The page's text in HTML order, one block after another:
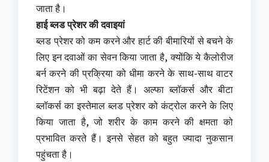
जाता है।
हाई ब्लड प्रेशर की दवाइयां
ब्लड प्रेशर को कम करने और हार्ट की बीमारियों से बचने के
लिए इन दवाओं का सेवन किया जाता है, क्योंकि ये कैलोरीज
बर्न करने की प्रक्रिया को धीमा करने के साथ-साथ वाटर
रिटेंशन को भी बढ़ा देते हैं। अल्फा ब्लॉकर्स और बीटा
ब्लॉकर्स का इस्तेमाल ब्लड प्रेशर को कंट्रोल करने के लिए
किया जाता है, जो शरीर के काम करने की क्षमता को
प्रभावित करते हैं। इनसे सेहत को बहुत ज्यादा नुकसान
पहुंचता है।